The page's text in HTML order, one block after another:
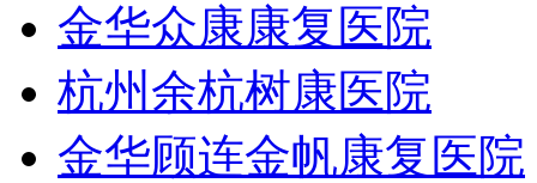
金华众康康复医院
杭州余杭树康医院
金华顾连金帆康复医院